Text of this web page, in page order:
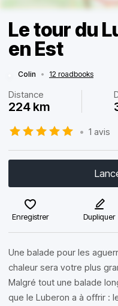
Le tour du
en Est
Colin • 12 roadbooks
Distance
224 km
• 1 avis
Enregistrer Dupliquer
Une balade pour les
chaleur sera votre plus
Malgré tout une balade
que le Luberon a à offrir :